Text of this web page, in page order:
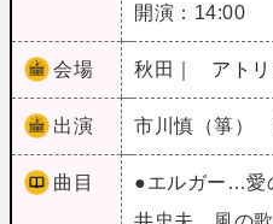
開演：14:00
会場 秋田｜ アト
出演 市川慎（箏）
曲目
●エルガー…愛